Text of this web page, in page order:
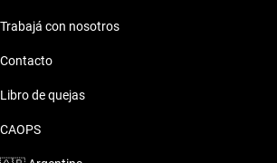
Trabajá con nosotros
Contacto
Libro de quejas
CAOPS